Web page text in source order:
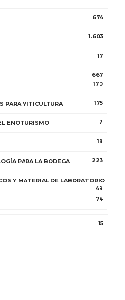
674
1.603
17
667
170
PARA VITICULTURA 175
ENOTURISMO 7
18
PARA LA BODEGA 223
Y MATERIAL DE LABORATORIO
49
74
15